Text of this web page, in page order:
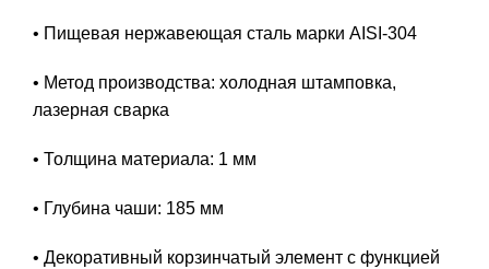
• Пищевая нержавеющая сталь марки AISI-304
• Метод производства: холодная штамповка,
лазерная сварка
• Толщина материала: 1 мм
• Глубина чаши: 185 мм
• Декоративный корзинчатый элемент с функцией